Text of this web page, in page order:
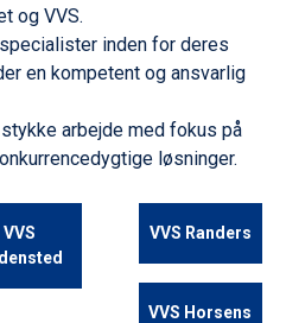
og VVS.
inden for deres
en kompetent og ansvarlig
arbejde med fokus på
løsninger.
VVS
VVS Randers
VVS Horsens